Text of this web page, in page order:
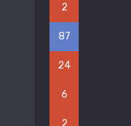
2
87
24
6
2